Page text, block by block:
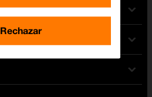
Rechazar